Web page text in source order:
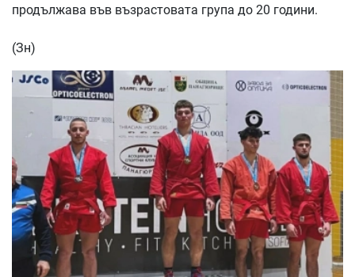
продължава във възрастовата група до 20 години.
(Зн)